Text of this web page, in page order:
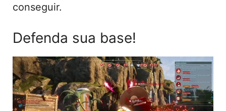
conseguir.
Defenda sua base!